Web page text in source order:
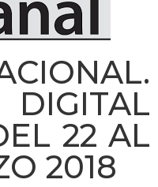
22 AL
2018